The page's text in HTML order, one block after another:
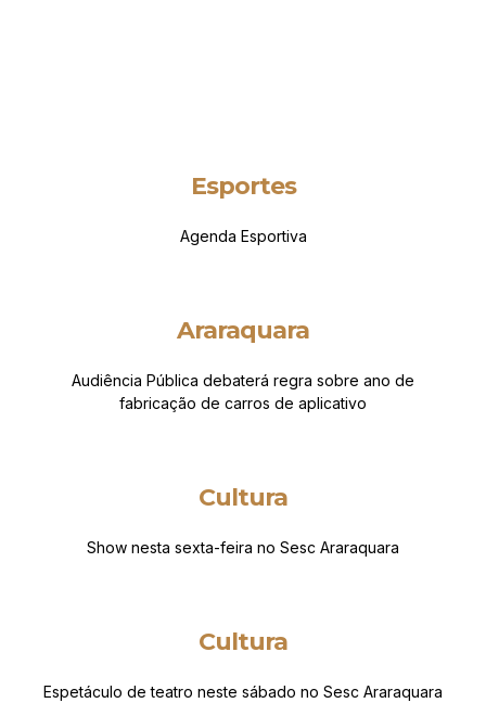
Esportes
Agenda Esportiva
Araraquara
Audiência Pública debaterá regra sobre ano de
fabricação de carros de aplicativo
Cultura
Show nesta sexta-feira no Sesc Araraquara
Cultura
Espetáculo de teatro neste sábado no Sesc Araraquara